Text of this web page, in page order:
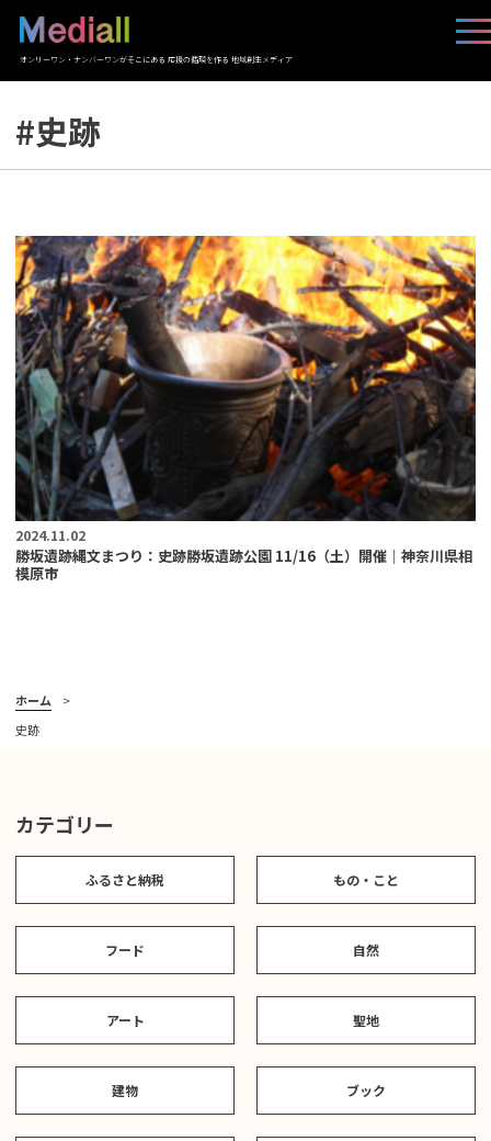
オンリーワン・ナンバーワンがそこにある 応援の循環を作る 地域創生メディア
#史跡
2024.11.02
勝坂遺跡縄文まつり：史跡勝坂遺跡公園 11/16（土）開催｜神奈川県相
模原市
ホーム
史跡
カテゴリー
ふるさと納税 もの・こと
フード 自然
アート 聖地
建物 ブック